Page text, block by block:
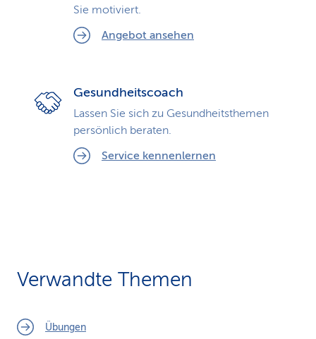
Sie motiviert.
Angebot ansehen
Gesundheitscoach
Lassen Sie sich zu Gesundheits­themen
persönlich beraten.
Service kennenlernen
Verwandte Themen
Übungen